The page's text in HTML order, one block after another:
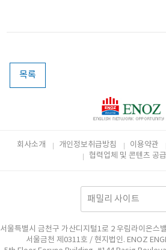
목록
회사소개 개인정보취급방침 이용약관
협력업체 및 콘텐츠 공
서울특별시 금천구 가산디지털1로 2 우림라이온스
서울금천 제0311호 / 현지법인. ENOZ